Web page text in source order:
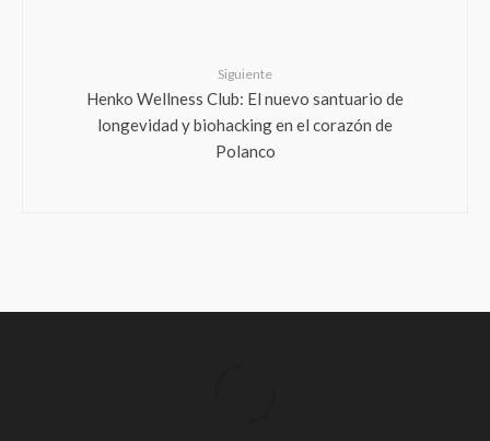
Siguiente
Henko Wellness Club: El nuevo santuario de
longevidad y biohacking en el corazón de
Polanco